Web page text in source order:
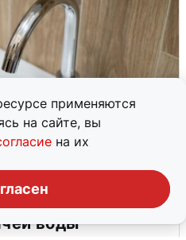
применяются
на сайте, вы
на их
сроки
воды